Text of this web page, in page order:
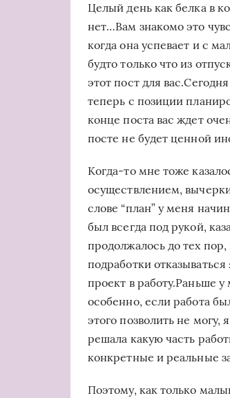
Целый день как белка в
нет…Вам знакомо это
когда она успевает и с
будто только что из
этот пост для
теперь с позиции
конце поста вас ждет
посте не будет ценной
Когда-то мне тоже
осуществлением,
слове “план” у меня
был всегда под рукой,
продолжалось до тех
подработки
проект в работу.Раньше
особенно, если работа
этого позволить не могу,
решала какую часть
конкретные и реальные
Поэтому, как только